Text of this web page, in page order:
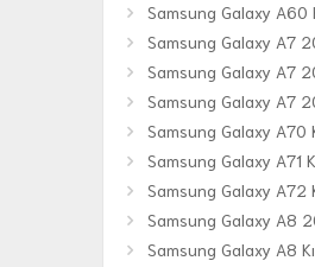
Samsung Galaxy A60
Samsung Galaxy A7
Samsung Galaxy A7
Samsung Galaxy A7
Samsung Galaxy A70
Samsung Galaxy A71
Samsung Galaxy A72
Samsung Galaxy A8
Samsung Galaxy A8